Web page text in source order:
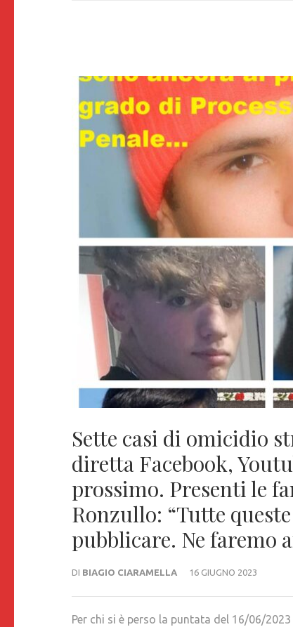
Sette casi di omicidio
diretta Facebook,
prossimo. Presenti le
Ronzullo: “Tutte
pubblicare. Ne faremo
DI BIAGIO CIARAMELLA 16 GIUGNO 2023
Per chi si è perso la puntata del 16/06/